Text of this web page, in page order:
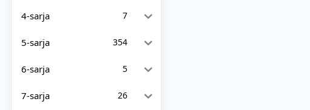
4-sarja 7
5-sarja 354
6-sarja 5
7-sarja 26